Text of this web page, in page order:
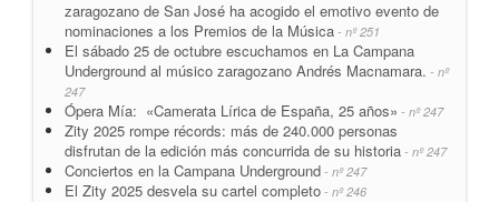
zaragozano de San José ha acogido el emotivo evento de
nominaciones a los Premios de la Música - nº 251
El sábado 25 de octubre escuchamos en La Campana
Underground al músico zaragozano Andrés Macnamara. - nº
247
Ópera Mía: «Camerata Lírica de España, 25 años» - nº 247
Zity 2025 rompe récords: más de 240.000 personas
disfrutan de la edición más concurrida de su historia - nº 247
Conciertos en la Campana Underground - nº 247
El Zity 2025 desvela su cartel completo - nº 246